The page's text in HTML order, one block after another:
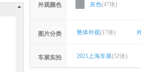
外观颜色 灰色(47张)
图片分类 整体外观(17张)
车展实拍 2021上海车展(52张)